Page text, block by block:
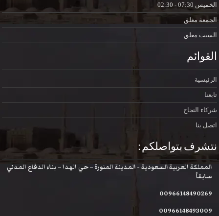
الخميس
الجمعة مغلق
السبت مغلق
القوائم
الرئيسية
تابعنا
شركاء النجاح
اتصل بنا
نتشرف بتواصلكم :
المملكة العربية السعودية - المدينة المنورة – حي الهدا – بناء الدفاع المدني
سابقاً
00966148490269
00966148493009